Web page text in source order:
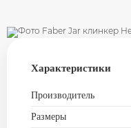
Плита перекрытия
Характеристики
Производитель
Размеры